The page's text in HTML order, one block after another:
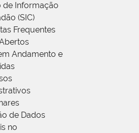
de Informação
(SIC)
Frequentes
Andamento e
de Dados
no